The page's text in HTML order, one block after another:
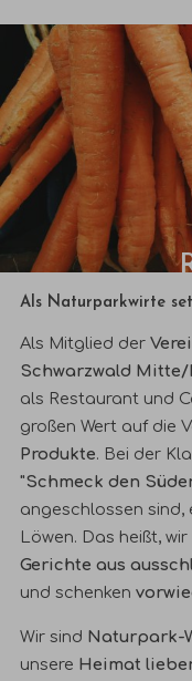
Als Naturparkwirte
Als Mitglied der
Schwarzwald Mitte/
als Restaurant und
großen Wert auf die
Produkte. Bei der
"Schmeck den
angeschlossen sind,
Löwen. Das heißt,
Gerichte aus
und schenken
Wir sind Naturpark-
unsere Heimat